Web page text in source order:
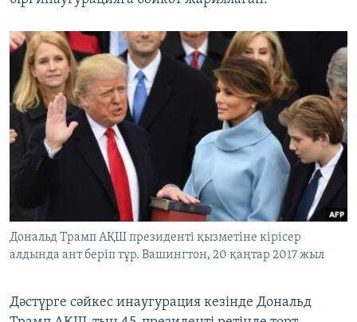
Дональд Трамп АҚШ президенті қызметіне кірісер
алдында ант беріп тұр. Вашингтон, 20 қаңтар 2017 жыл
Дәстүрге сәйкес инаугурация кезінде Дональд